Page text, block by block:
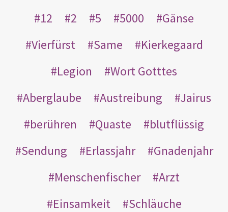
12
2 5 5000
Gänse
Vierfürst
Same
Kierkegaard
Legion
Wort Gotttes
Aberglaube
Austreibung
Jairus
berühren
Quaste
blutflüssig
Sendung
Erlassjahr
Gnadenjahr
Menschenfischer
Arzt
Einsamkeit
Schläuche